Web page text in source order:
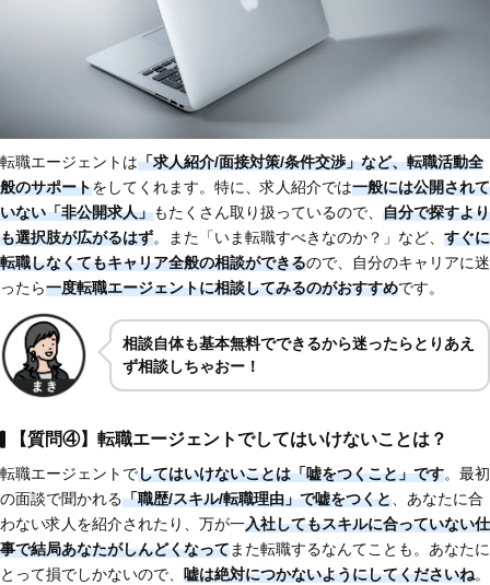
転職エージェントは「求人紹介/面接対策/条件交渉」など、転職活動全
般のサポートをしてくれます。特に、求人紹介では一般には公開されて
いない「非公開求人」もたくさん取り扱っているので、 自分で探すより
も選択肢が広がるはず。また「いま転職すべきなのか？」など、 すぐに
転職しなくてもキャリア全般の相談ができるので、自分のキャリアに迷
ったら一度転職エージェントに相談してみるのがおすすめです。
相談自体も基本無料でできるから迷ったらとりあえ
ず相談しちゃおー！
【質問④】転職エージェントでしてはいけないことは？
転職エージェントでしてはいけないことは「嘘をつくこと」です。最初
の面談で聞かれる「職歴/スキル/転職理由」で嘘をつくと、あなたに合
わない求人を紹介されたり、万が一入社してもスキルに合っていない仕
事で結局あなたがしんどくなってまた転職するなんてことも。あなたに
とって損でしかないので、 嘘は絶対につかないようにしてくださいね。